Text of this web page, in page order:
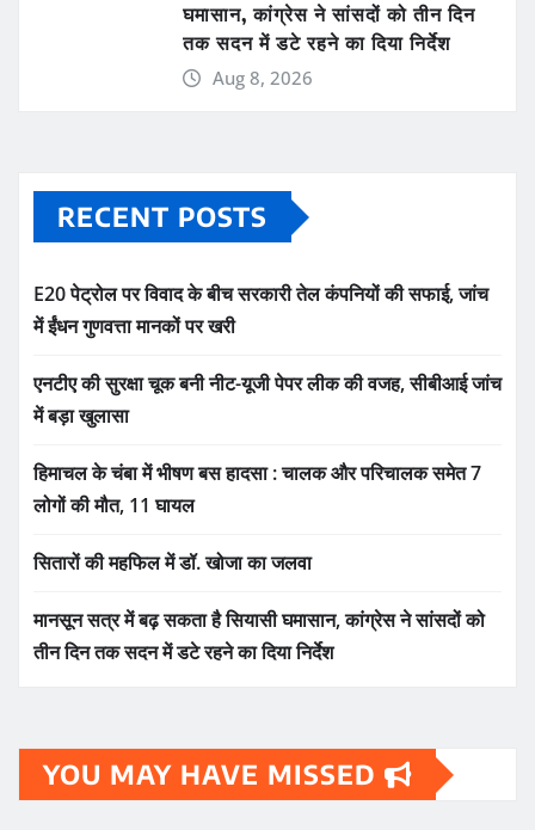
घमासान, कांग्रेस ने सांसदों को तीन दिन
तक सदन में डटे रहने का दिया निर्देश
Aug 8, 2026
RECENT POSTS
E20 पेट्रोल पर विवाद के बीच सरकारी तेल कंपनियों की सफाई, जांच
में ईंधन गुणवत्ता मानकों पर खरी
एनटीए की सुरक्षा चूक बनी नीट-यूजी पेपर लीक की वजह, सीबीआई जांच
में बड़ा खुलासा
हिमाचल के चंबा में भीषण बस हादसा : चालक और परिचालक समेत 7
लोगों की मौत, 11 घायल
सितारों की महफिल में डॉ. खोजा का जलवा
मानसून सत्र में बढ़ सकता है सियासी घमासान, कांग्रेस ने सांसदों को
तीन दिन तक सदन में डटे रहने का दिया निर्देश
YOU MAY HAVE MISSED